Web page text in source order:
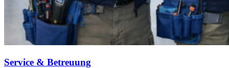
Service & Betreuung